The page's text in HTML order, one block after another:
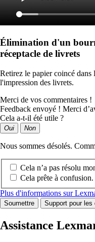
Élimination d'un
réceptacle de livrets
Retirez le papier coincé
l'impression des livrets.
Merci de vos commentaires !
Feedback envoyé ! Merci
Cela a-t-il été utile ?
Oui Non
Nous sommes désolés.
Cela n’a pas résolu
Cela prête à confusion.
Plus d'informations sur
Soumettre Support pour les
Assistance